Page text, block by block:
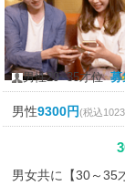
男性29~35才位募
男性9300円(税込
男女共に【30～35